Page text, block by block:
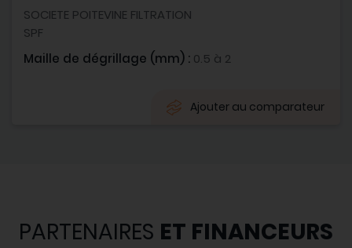
SOCIETE POITEVINE FILTRATION
SPF
Maille de dégrillage (mm) : 0.5 à 2
Ajouter au comparateur
PARTENAIRES ET FINANCEURS